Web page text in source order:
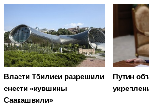
Власти Тбилиси разрешили
снести «кувшины
Саакашвили»
Путин